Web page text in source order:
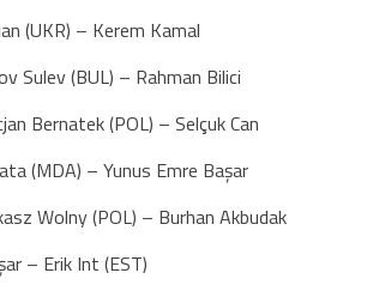
(UKR) – Kerem Kamal
Sulev (BUL) – Rahman Bilici
Bernatek (POL) – Selçuk Can
(MDA) – Yunus Emre Başar
Wolny (POL) – Burhan Akbudak
– Erik Int (EST)